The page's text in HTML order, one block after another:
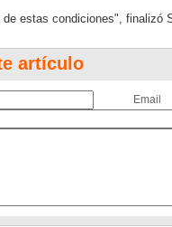
estas condiciones", finalizó
artículo
Email